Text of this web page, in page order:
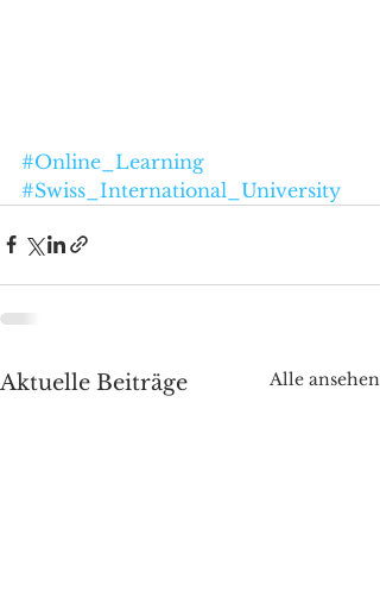
#Online_Learning
#Swiss_International_University
Aktuelle Beiträge Alle ansehen